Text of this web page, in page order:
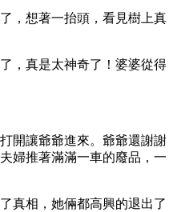
，想著一抬頭，看見樹上真
，真是太神奇了！婆婆從得
開讓爺爺進來。爺爺還謝謝
婦推著滿滿一車的廢品，一
真相，她倆都高興的退出了